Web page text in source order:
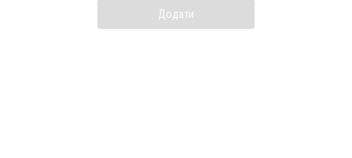
Додати